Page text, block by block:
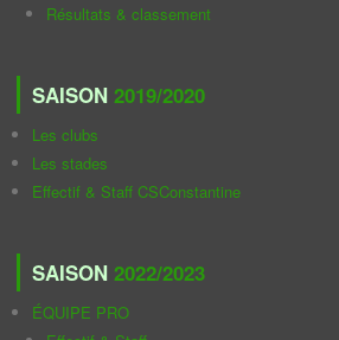
Résultats & classement
SAISON 2019/2020
Les clubs
Les stades
Effectif & Staff CSConstantine
SAISON 2022/2023
ÉQUIPE PRO